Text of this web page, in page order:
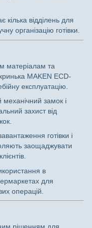
кілька відділень для
організацію готівки.
матеріалам та
MAKEN ECD-
експлуатацію.
замок і
захист від
готівки і
заощаджувати
в
для
операцій.